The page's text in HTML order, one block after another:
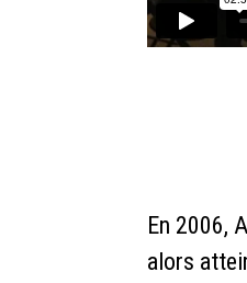
En 2006,
alors